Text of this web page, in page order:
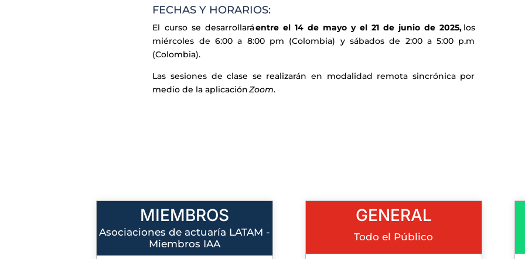
FECHAS Y HORARIOS:
El curso se desarrollaráentre el 14 de mayo y el 21 de junio de 2025, los
miércoles de 6:00 a 8:00 pm (Colombia) y sábados de 2:00 a 5:00 p.m
(Colombia).
Las sesiones de clase se realizarán en modalidad remota sincrónica por
medio de la aplicaciónZoom.
MIEMBROS
Asociaciones de actuaría LATAM -
Miembros IAA
GENERAL
Todo el Público